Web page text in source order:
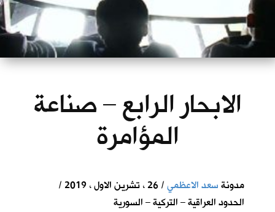
الابحار الرابع – صناعة
المؤامرة
مدونةسعد الاعظمي
/ 26 ، تشرين الاول ، 2019 /
الحدود العراقية – التركية – السورية